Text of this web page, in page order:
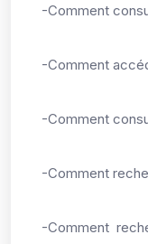
-Comment
-Comment
-Comment
-Comment
-Comment